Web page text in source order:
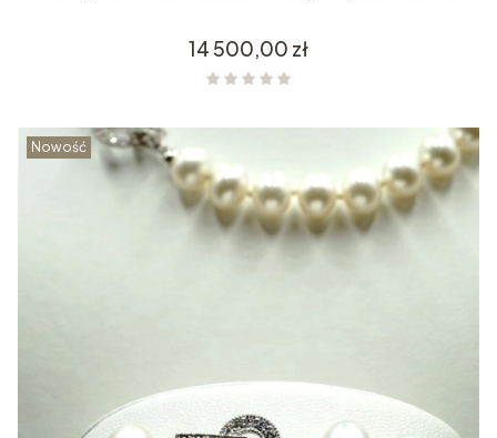
Cena
14 500,00 zł
Nowość